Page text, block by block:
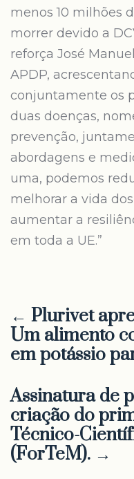
menos 10 milhões
morrer devido a
reforça José
APDP,
conjuntamente os
duas doenças,
prevenção,
abordagens e
uma, podemos
melhorar a vida
aumentar a
em toda a UE.”
← Plurivet
Um alimento
em potássio
Assinatura de
criação do
Técnico-
(ForTeM). →